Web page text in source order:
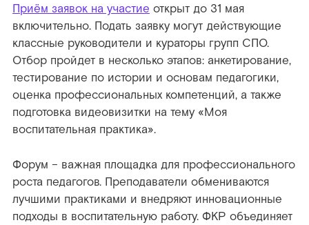
Приём заявок на участие открыт до 31 мая
включительно. Подать заявку могут действующие
классные руководители и кураторы групп СПО.
Отбор пройдет в несколько этапов: анкетирование,
тестирование по истории и основам педагогики,
оценка профессиональных компетенций, а также
подготовка видеовизитки на тему «Моя
воспитательная практика».
Форум – важная площадка для профессионального
роста педагогов. Преподаватели обмениваются
лучшими практиками и внедряют инновационные
подходы в воспитательную работу. ФКР объединяет